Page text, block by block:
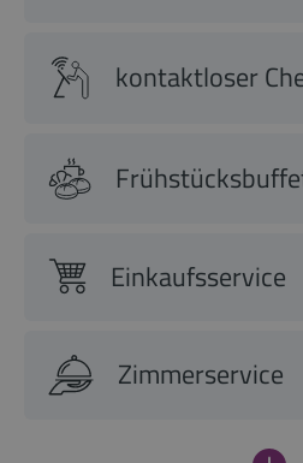
kontaktloser
Einkaufsservice
Zimmerservice